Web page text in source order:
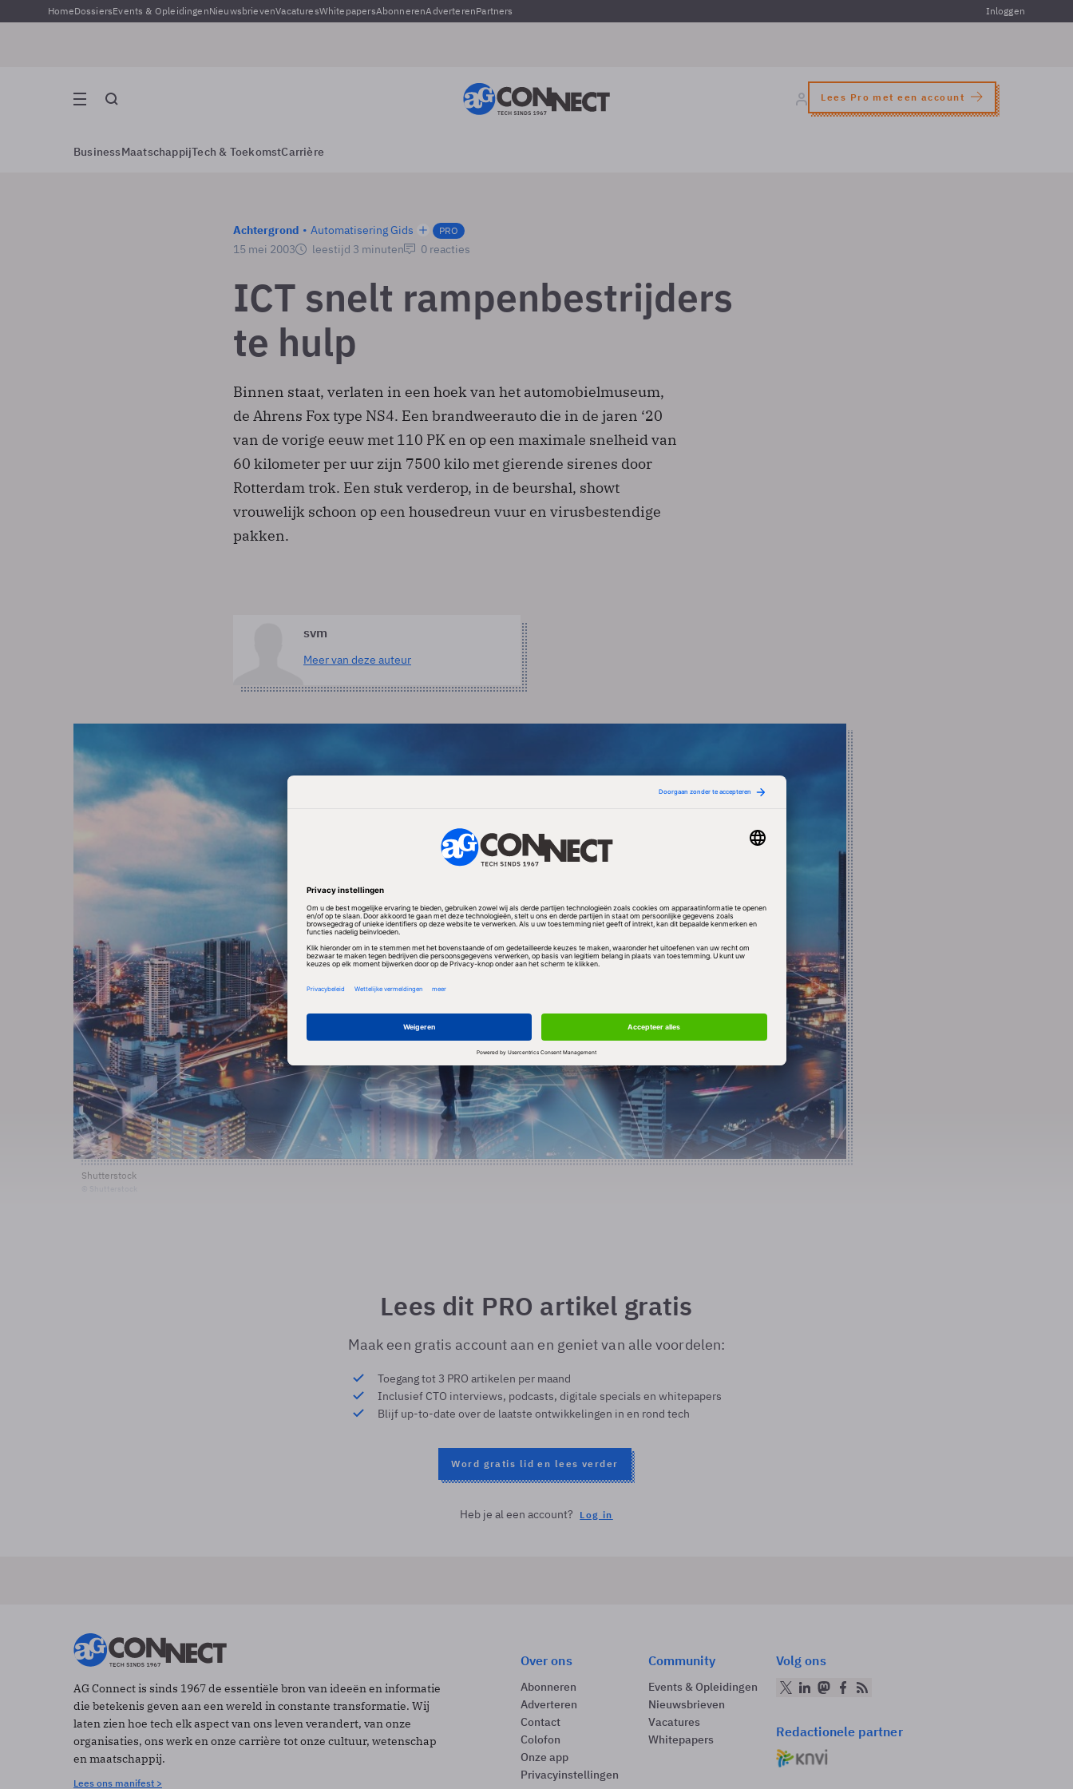
HomeDossiersEvents & OpleidingenNieuwsbrievenVacaturesWhitepapersAbonnerenAdverterenPartners Inloggen
Lees Pro met een account
BusinessMaatschappijTech & ToekomstCarrière
Achtergrond Automatisering Gids PRO
15 mei 2003 leestijd 3 minuten 0 reacties
ICT snelt rampenbestrijders
te hulp
Binnen staat, verlaten in een hoek van het automobielmuseum,
de Ahrens Fox type NS4. Een brandweerauto die in de jaren ‘20
van de vorige eeuw met 110 PK en op een maximale snelheid van
60 kilometer per uur zijn 7500 kilo met gierende sirenes door
Rotterdam trok. Een stuk verderop, in de beurshal, showt
vrouwelijk schoon op een housedreun vuur­ en virusbestendige
pakken.
svm
Meer van deze auteur
Shutterstock
Lees dit PRO artikel gratis
Maak een gratis account aan en geniet van alle voordelen:
Toegang tot 3 PRO artikelen per maand
Inclusief CTO interviews, podcasts, digitale specials en whitepapers
Blijf up-to-date over de laatste ontwikkelingen in en rond tech
Word gratis lid en lees verder
Heb je al een account? Log in
AG Connect is sinds 1967 de essentiële bron van ideeën en informatie
die betekenis geven aan een wereld in constante transformatie. Wij
laten zien hoe tech elk aspect van ons leven verandert, van onze
organisaties, ons werk en onze carrière tot onze cultuur, wetenschap
en maatschappij.
Lees ons manifest >
Over ons
Abonneren
Adverteren
Contact
Colofon
Onze app
Privacyinstellingen
Community
Events & Opleidingen
Nieuwsbrieven
Vacatures
Whitepapers
Volg ons
Redactionele partner